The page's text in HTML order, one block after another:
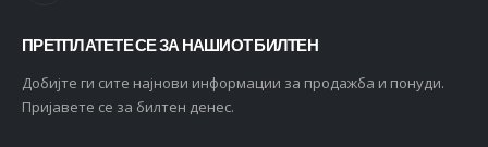
ПРЕТПЛАТЕТЕ СЕ ЗА НАШИОТ БИЛТЕН
Добијте ги сите најнови информации за продажба и понуди.
Пријавете се за билтен денес.